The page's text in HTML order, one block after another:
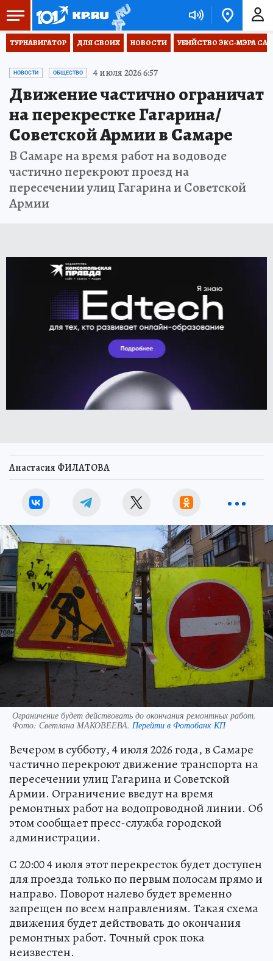
ТУРНАВИГАТОР ДЛЯ СВОИХ НОВОСТИ УБИЙСТВО ЭКС-МЭРА
НОВОСТИ ОБЩЕСТВО 4 июля 2026 6:57
Движение частично ограничат
на перекрестке Гагарина/
Советской Армии в Самаре
В Самаре на время работ на водоводе
частично перекроют проезд на
пересечении улиц Гагарина и Советской
Армии
Анастасия ФИЛАТОВА
Ограничение будет действовать до окончания ремонтных работ.
Фото: Светлана МАКОВЕЕВА. Перейти в Фотобанк КП
Вечером в субботу, 4 июля 2026 года, в Самаре
частично перекроют движение транспорта на
пересечении улиц Гагарина и Советской
Армии. Ограничение введут на время
ремонтных работ на водопроводной линии. Об
этом сообщает пресс-служба городской
администрации.
С 20:00 4 июля этот перекресток будет доступен
для проезда только по первым полосам прямо и
направо. Поворот налево будет временно
запрещен по всем направлениям. Такая схема
движения будет действовать до окончания
ремонтных работ. Точный срок пока
неизвестен.